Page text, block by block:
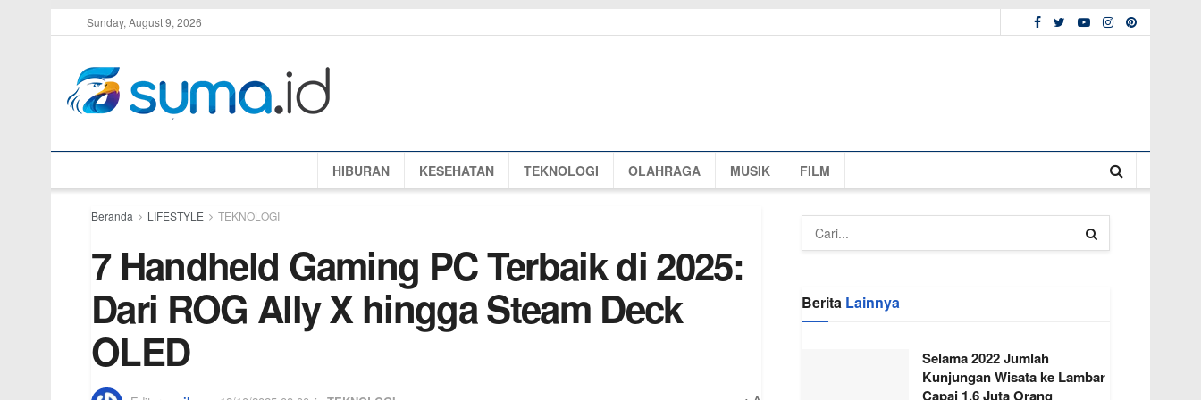
Sunday, August 9, 2026
HIBURAN KESEHATAN TEKNOLOGI OLAHRAGA MUSIK FILM
Beranda LIFESTYLE TEKNOLOGI
7 Handheld Gaming PC Terbaik di 2025:
Dari ROG Ally X hingga Steam Deck
OLED
Berita Lainnya
Selama 2022 Jumlah
Kunjungan Wisata ke Lambar
Capai 1,6 Juta Orang